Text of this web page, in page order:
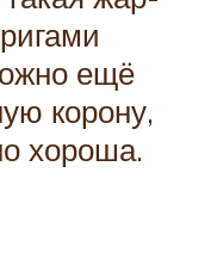
ещё
корону,
хороша.